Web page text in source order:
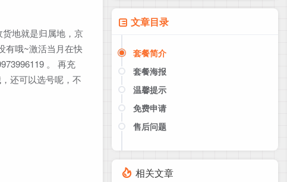
地就是归属地，京
有哦~激活当月在快
。 再充
还可以选号呢，不
文章目录
套餐简介
套餐海报
温馨提示
免费申请
点击这里或者手机扫描下方二维码
售后问题
相关文章